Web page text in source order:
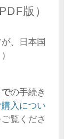
版）
、日本国
の手続き
購入につい
ご覧くださ